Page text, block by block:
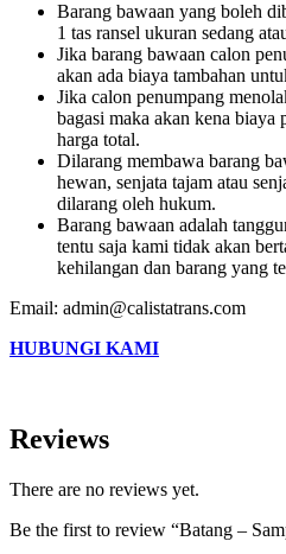
Barang bawaan yang boleh
1 tas ransel ukuran sedang
Jika barang bawaan calon
akan ada biaya tambahan
Jika calon penumpang
bagasi maka akan kena biaya
harga total.
Dilarang membawa barang
hewan, senjata tajam atau
dilarang oleh hukum.
Barang bawaan adalah
tentu saja kami tidak akan
kehilangan dan barang yang
Email: admin@calistatrans.com
HUBUNGI KAMI
Reviews
There are no reviews yet.
Be the first to review “Batang –